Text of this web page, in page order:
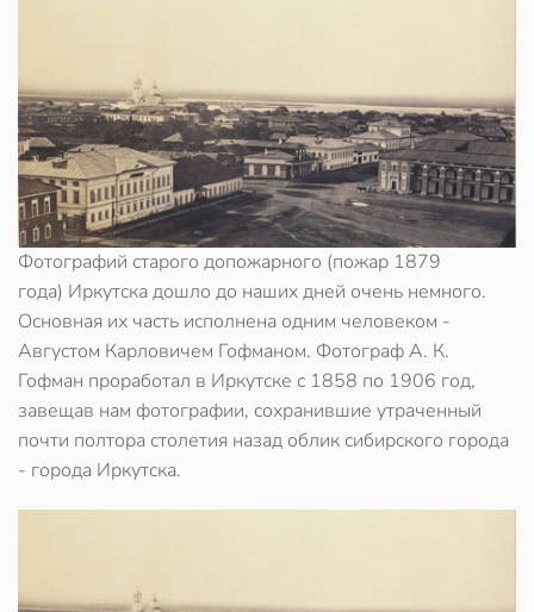
Фотографий старого допожарного (пожар 1879
года) Иркутска дошло до наших дней очень немного.
Основная их часть исполнена одним человеком -
Августом Карловичем Гофманом. Фотограф А. К.
Гофман проработал в Иркутске с 1858 по 1906 год,
завещав нам фотографии, сохранившие утраченный
почти полтора столетия назад облик сибирского города
- города Иркутска.